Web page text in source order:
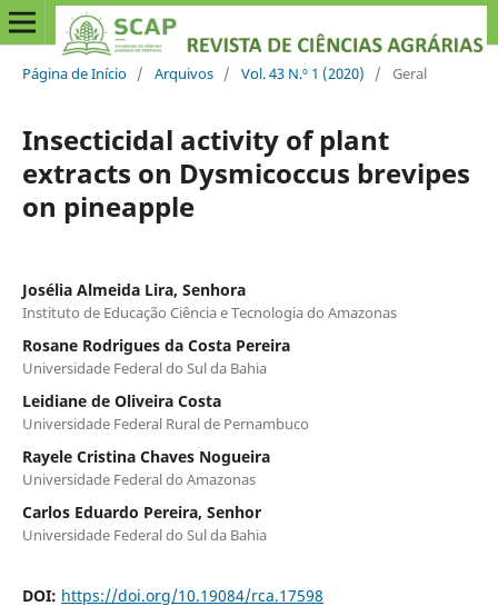
Página de Início / Arquivos / Vol. 43 N.º 1 (2020) / Geral
Insecticidal activity of plant
extracts on Dysmicoccus brevipes
on pineapple
Josélia Almeida Lira, Senhora
Instituto de Educação Ciência e Tecnologia do Amazonas
Rosane Rodrigues da Costa Pereira
Universidade Federal do Sul da Bahia
Leidiane de Oliveira Costa
Universidade Federal Rural de Pernambuco
Rayele Cristina Chaves Nogueira
Universidade Federal do Amazonas
Carlos Eduardo Pereira, Senhor
Universidade Federal do Sul da Bahia
DOI: https://doi.org/10.19084/rca.17598